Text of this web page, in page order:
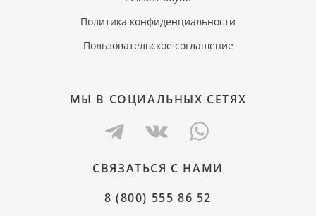
Политика конфиденциальности
Пользовательское соглашение
МЫ В СОЦИАЛЬНЫХ СЕТЯХ
СВЯЗАТЬСЯ С НАМИ
8 (800) 555 86 52